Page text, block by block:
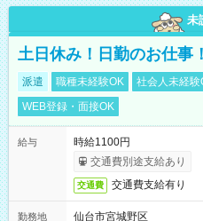
未
土日休み！日勤のお仕事
派遣 職種未経験OK 社会人未経験
WEB登録・面接OK
給与
時給1100円
交通費別途支給あり
交通費 交通費支給有り
勤務地 仙台市宮城野区